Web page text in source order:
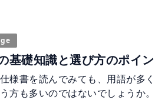
基礎知識と選び方のポイン
様書を読んでみても、用語が多
方も多いのではないでしょうか